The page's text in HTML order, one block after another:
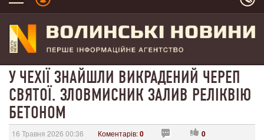
У ЧЕХІЇ ЗНАЙШЛИ ВИКРАДЕНИЙ ЧЕРЕП
СВЯТОЇ. ЗЛОВМИСНИК ЗАЛИВ РЕЛІКВІЮ
БЕТОНОМ
16 Травня 2026 00:36 Коментарів:0 0